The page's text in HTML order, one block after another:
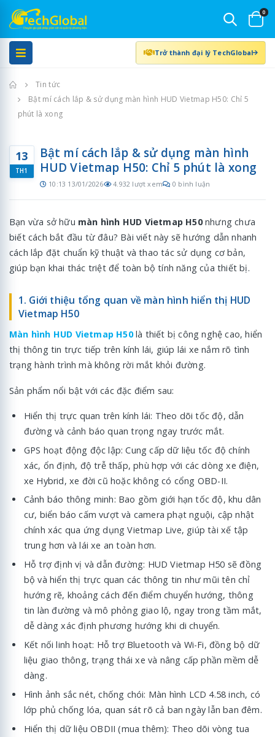
0
Trở thành đại lý TechGlobal
Trang chủ
Tin tức
Bật mí cách lắp & sử dụng màn hình HUD Vietmap H50: Chỉ 5
phút là xong
13
TH1
Bật mí cách lắp & sử dụng màn hình
HUD Vietmap H50: Chỉ 5 phút là xong
10:13 13/01/2026 4.932 lượt xem 0 bình luận
Bạn vừa sở hữu màn hình HUD Vietmap H50nhưng chưa
biết cách bắt đầu từ đâu? Bài viết này sẽ hướng dẫn nhanh
cách lắp đặt chuẩn kỹ thuật và thao tác sử dụng cơ bản,
giúp bạn khai thác triệt để toàn bộ tính năng của thiết bị.
1. Giới thiệu tổng quan về màn hình hiển thị HUD
Vietmap H50
Màn hình HUD Vietmap H50là thiết bị công nghệ cao, hiển
thị thông tin trực tiếp trên kính lái, giúp lái xe nắm rõ tình
trạng hành trình mà không rời mắt khỏi đường.
Sản phẩm nổi bật với các đặc điểm sau:
Hiển thị trực quan trên kính lái: Theo dõi tốc độ, dẫn
đường và cảnh báo quan trọng ngay trước mắt.
GPS hoạt động độc lập: Cung cấp dữ liệu tốc độ chính
xác, ổn định, độ trễ thấp, phù hợp với các dòng xe điện,
xe Hybrid, xe đời cũ hoặc không có cổng OBD-II.
Cảnh báo thông minh: Bao gồm giới hạn tốc độ, khu dân
cư, biển báo cấm vượt và camera phạt nguội, cập nhật
chính xác qua ứng dụng Vietmap Live, giúp tài xế tập
trung hơn và lái xe an toàn hơn.
Hỗ trợ định vị và dẫn đường: HUD Vietmap H50 sẽ đồng
bộ và hiển thị trực quan các thông tin như mũi tên chỉ
hướng rẽ, khoảng cách đến điểm chuyển hướng, thông
tin làn đường và mô phỏng giao lộ, ngay trong tầm mắt,
dễ dàng xác định phương hướng khi di chuyển.
Kết nối linh hoạt: Hỗ trợ Bluetooth và Wi-Fi, đồng bộ dữ
liệu giao thông, trạng thái xe và nâng cấp phần mềm dễ
dàng.
Hình ảnh sắc nét, chống chói: Màn hình LCD 4.58 inch, có
lớp phủ chống lóa, quan sát rõ cả ban ngày lẫn ban đêm.
Hiển thị dữ liệu OBDII (mua thêm): Theo dõi vòng tua